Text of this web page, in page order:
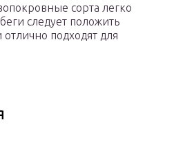
сорта легко
следует положить
подходят для